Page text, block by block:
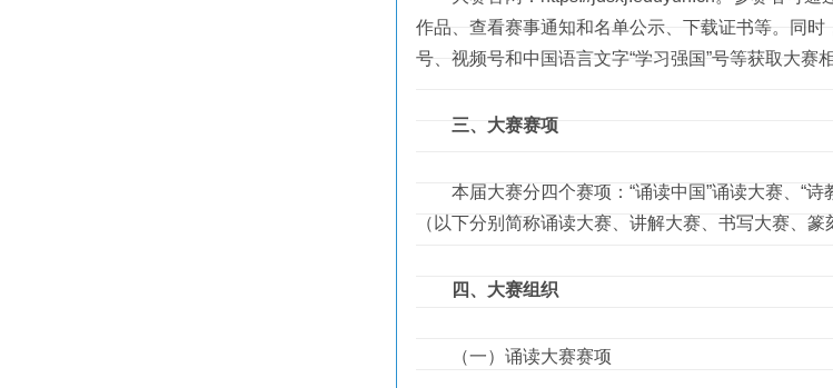
作品、查看赛事通知和名单公示、下载证书等。同
号、视频号和中国语言文字“学习强国”号等获取大赛
三、大赛赛项
本届大赛分四个赛项：“诵读中国”诵读大赛、“诗
（以下分别简称诵读大赛、讲解大赛、书写大赛、
四、大赛组织
（一）诵读大赛赛项